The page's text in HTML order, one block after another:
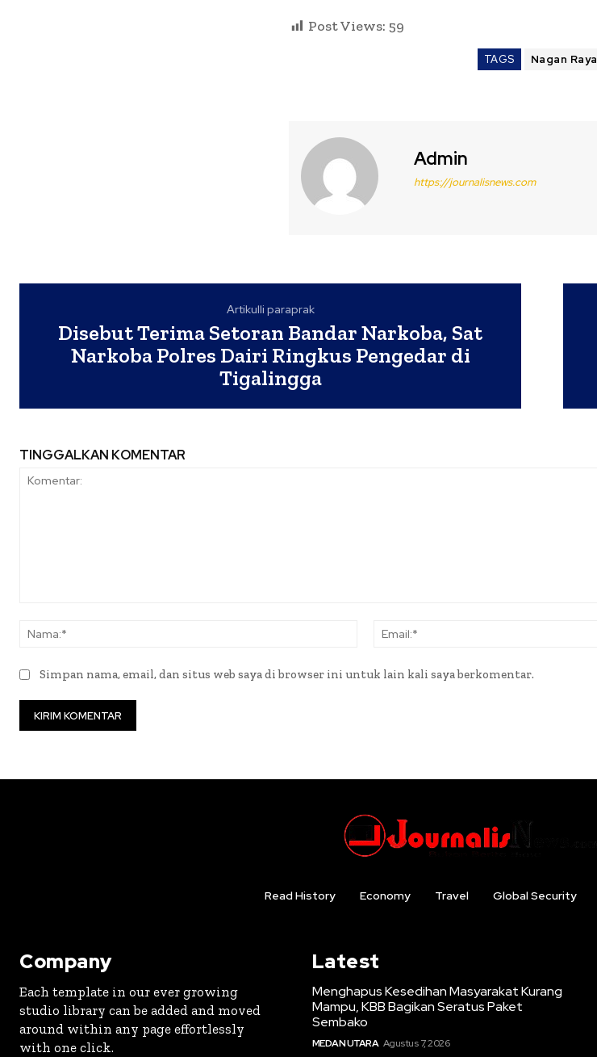
Post Views: 59
TAGS Nagan Raya
Admin
https://journalisnews.com
Artikulli paraprak
Disebut Terima Setoran Bandar Narkoba, Sat
Narkoba Polres Dairi Ringkus Pengedar di
Tigalingga
TINGGALKAN KOMENTAR
Nama:*
Simpan nama, email, dan situs web saya di browser ini untuk lain kali saya berkomentar.
Read History Economy Travel Global Security
Company
Each template in our ever growing
studio library can be added and moved
around within any page effortlessly
with one click.
Latest
Menghapus Kesedihan Masyarakat Kurang
Mampu, KBB Bagikan Seratus Paket
Sembako
MEDAN UTARA Agustus 7, 2026